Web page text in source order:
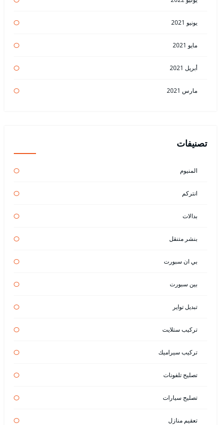
يونيو 2021
مايو 2021
أبريل 2021
مارس 2021
تصنيفات
المنيوم
انتركم
بدالات
بنشر متنقل
بي ان سبورت
بين سبورت
تبديل تواير
تركيب ستلايت
تركيب سيراميك
تصليح تلفونات
تصليح سيارات
تعقيم منازل